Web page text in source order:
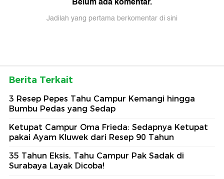
Jadilah yang pertama berkomentar di sini
Berita Terkait
3 Resep Pepes Tahu Campur Kemangi hingga
Bumbu Pedas yang Sedap
Ketupat Campur Oma Frieda: Sedapnya Ketupat
pakai Ayam Kluwek dari Resep 90 Tahun
35 Tahun Eksis, Tahu Campur Pak Sadak di
Surabaya Layak Dicoba!